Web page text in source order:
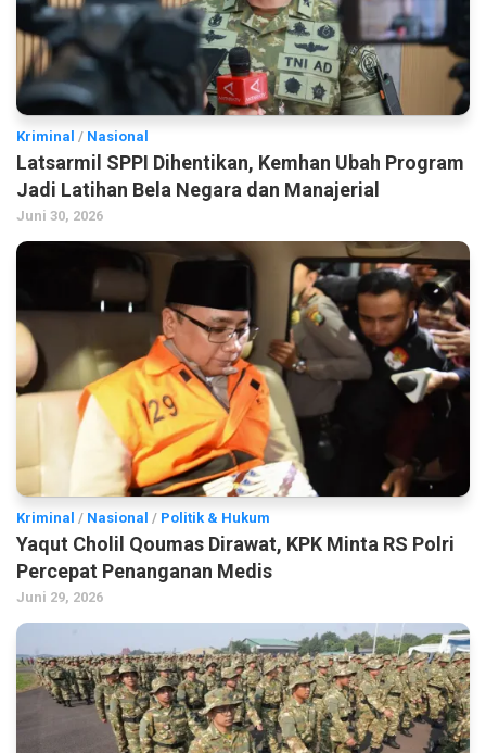
Kriminal / Nasional
Latsarmil SPPI Dihentikan, Kemhan Ubah Program
Jadi Latihan Bela Negara dan Manajerial
Juni 30, 2026
Kriminal / Nasional / Politik & Hukum
Yaqut Cholil Qoumas Dirawat, KPK Minta RS Polri
Percepat Penanganan Medis
Juni 29, 2026